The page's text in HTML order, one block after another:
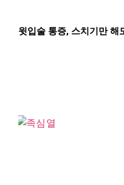
윗입술 통증, 스치기만 해